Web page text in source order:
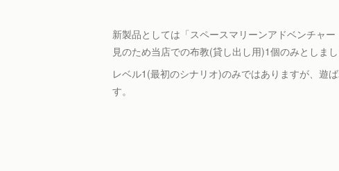
新製品としては「スペースマリーンアドベンチャ
見のため当店での布教(貸し出し用)1個のみとしまし
レベル1(最初のシナリオ)のみではありますが、遊
す。